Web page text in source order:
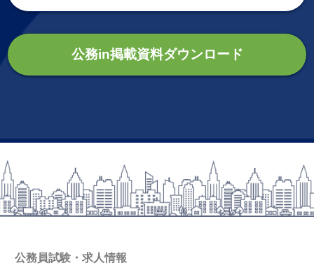
公務in掲載資料ダウンロード
公務員試験・求人情報